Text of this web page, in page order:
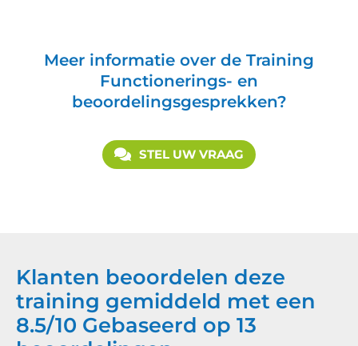
Meer informatie over de Training
Functionerings- en
beoordelingsgesprekken?
STEL UW VRAAG
Klanten beoordelen deze
training gemiddeld met een
8.5/10 Gebaseerd op 13